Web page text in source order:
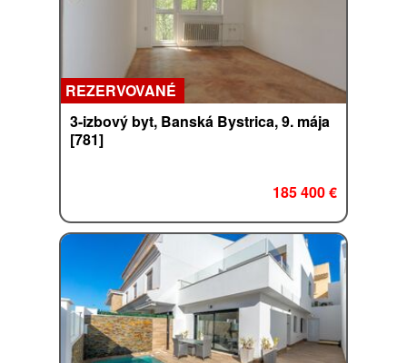
REZERVOVANÉ
3-izbový byt, Banská Bystrica, 9. mája
[781]
185 400 €